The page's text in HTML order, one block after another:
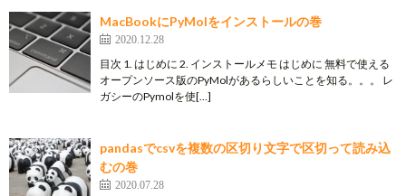
MacBookにPyMolをインストールの巻
2020.12.28
目次 1. はじめに 2. インストールメモ はじめに 無料で使える
オープンソース版のPyMolがあるらしいことを知る。。。 レ
ガシーのPymolを使[…]
pandasでcsvを複数の区切り文字で区切って読み込
むの巻
2020.07.28